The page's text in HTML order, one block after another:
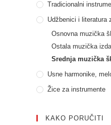
Tradicionalni
Udžbenici i literatura
Osnovna muzička
Ostala muzička
Srednja muzička
Usne harmonike,
Žice za instrumente
KAKO PORUČITI